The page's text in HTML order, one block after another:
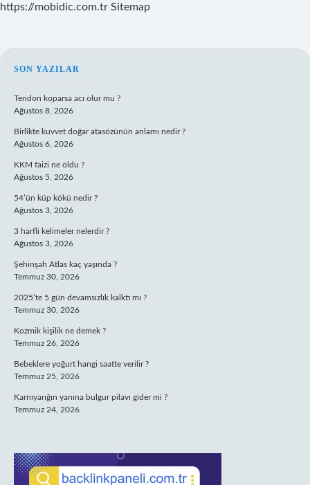
https://mobidic.com.tr Sitemap
SIDEBAR
SON YAZILAR
Tendon koparsa acı olur mu ?
Ağustos 8, 2026
Birlikte kuvvet doğar atasözünün anlamı nedir ?
Ağustos 6, 2026
KKM faizi ne oldu ?
Ağustos 5, 2026
54’ün küp kökü nedir ?
Ağustos 3, 2026
3 harfli kelimeler nelerdir ?
Ağustos 3, 2026
Şehinşah Atlas kaç yaşında ?
Temmuz 30, 2026
2025’te 5 gün devamsızlık kalktı mı ?
Temmuz 30, 2026
Kozmik kişilik ne demek ?
Temmuz 26, 2026
Bebeklere yoğurt hangi saatte verilir ?
Temmuz 25, 2026
Karnıyarığın yanına bulgur pilavı gider mi ?
Temmuz 24, 2026